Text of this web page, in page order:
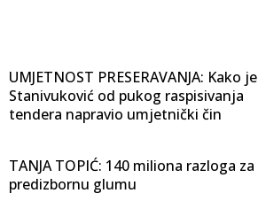
UMJETNOST PRESERAVANJA: Kako je
Stanivuković od pukog raspisivanja
tendera napravio umjetnički čin
TANJA TOPIĆ: 140 miliona razloga za
predizbornu glumu